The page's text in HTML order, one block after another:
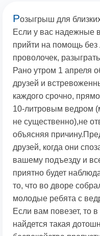
Розыгрыш для
Если у вас надежные
прийти на помощь
проволочек,
Рано утром 1 апреля
друзей и
каждого срочно,
10-литровым ведром
не существенно),не
объясняя
друзей, когда они
вашему подъезду и
приятно будет
то, что во дворе
молодые ребята с
Если вам повезет, то
найдется такая